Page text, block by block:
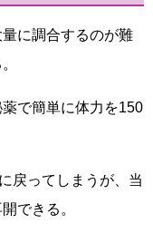
に調合するのが難
で簡単に体力を150
戻ってしまうが、当
できる。